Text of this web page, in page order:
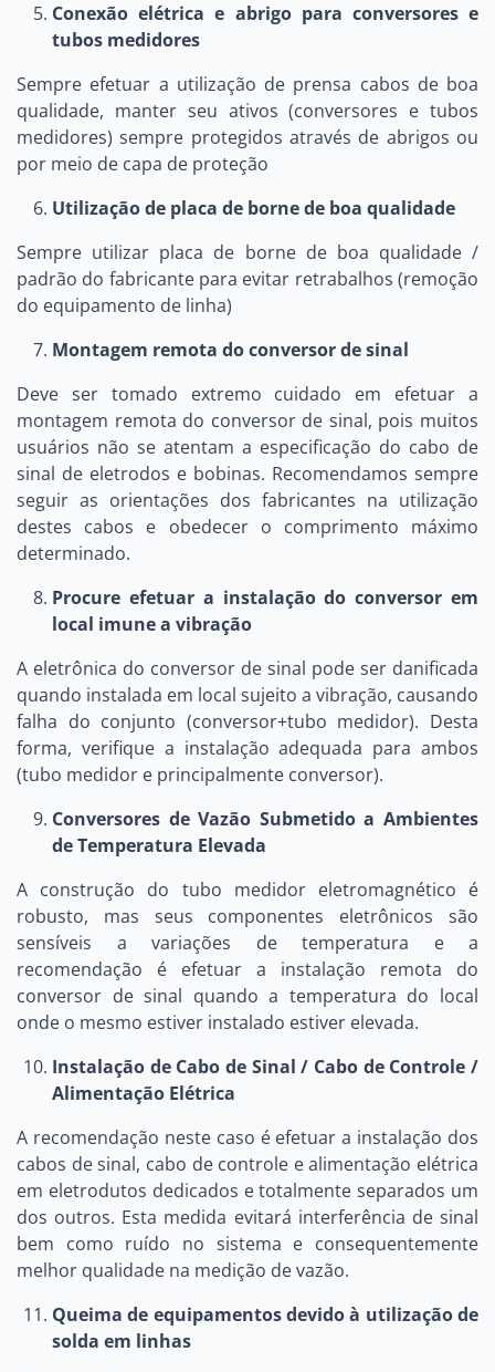
Conexão elétrica e abrigo para conversores e
tubos medidores
Sempre efetuar a utilização de prensa cabos de boa
qualidade, manter seu ativos (conversores e tubos
medidores) sempre protegidos através de abrigos ou
por meio de capa de proteção
Utilização de placa de borne de boa qualidade
Sempre utilizar placa de borne de boa qualidade /
padrão do fabricante para evitar retrabalhos (remoção
do equipamento de linha)
Montagem remota do conversor de sinal
Deve ser tomado extremo cuidado em efetuar a
montagem remota do conversor de sinal, pois muitos
usuários não se atentam a especificação do cabo de
sinal de eletrodos e bobinas. Recomendamos sempre
seguir as orientações dos fabricantes na utilização
destes cabos e obedecer o comprimento máximo
determinado.
Procure efetuar a instalação do conversor em
local imune a vibração
A eletrônica do conversor de sinal pode ser danificada
quando instalada em local sujeito a vibração, causando
falha do conjunto (conversor+tubo medidor). Desta
forma, verifique a instalação adequada para ambos
(tubo medidor e principalmente conversor).
Conversores de Vazão Submetido a Ambientes
de Temperatura Elevada
A construção do tubo medidor eletromagnético é
robusto, mas seus componentes eletrônicos são
sensíveis a variações de temperatura e a
recomendação é efetuar a instalação remota do
conversor de sinal quando a temperatura do local
onde o mesmo estiver instalado estiver elevada.
Instalação de Cabo de Sinal / Cabo de Controle /
Alimentação Elétrica
A recomendação neste caso é efetuar a instalação dos
cabos de sinal, cabo de controle e alimentação elétrica
em eletrodutos dedicados e totalmente separados um
dos outros. Esta medida evitará interferência de sinal
bem como ruído no sistema e consequentemente
melhor qualidade na medição de vazão.
Queima de equipamentos devido à utilização de
solda em linhas